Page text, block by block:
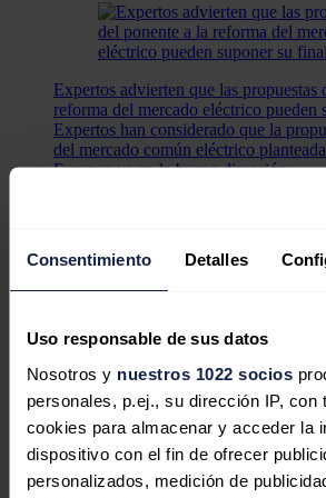
Consentimiento Detalles
Uso responsable de sus datos
Nosotros y nuestros 1022 socios
personales, p.ej., su dirección IP, con
cookies para almacenar y acceder la
dispositivo con el fin de ofrecer
personalizados, medición de
Expertos advierten que las propuestas
reforma del mercado eléctrico pueden
Expertos han considerado que la
del mercado común eléctrico
Europea va en la buena dirección.
observatorio permitiría evitar
la entrada al sistema de nueva potencia
incremente, salgan generación fósil o nuclear,
Noticias relacionadas
En defensa de la